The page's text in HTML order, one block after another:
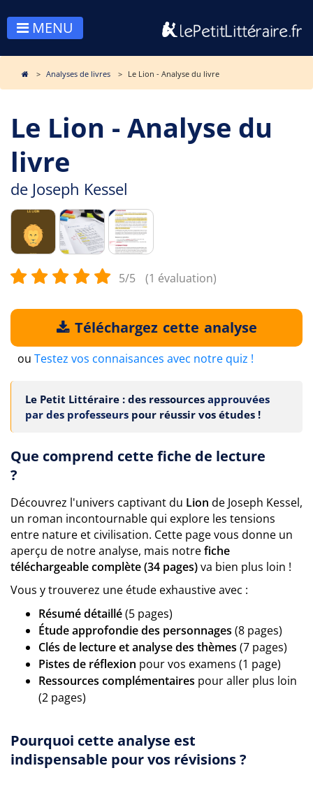
MENU
Analyses de livres Le Lion - Analyse du livre
Le Lion - Analyse du
livre
de Joseph Kessel
5/5 (1 évaluation)
Téléchargez cette analyse
ou Testez vos connaisances avec notre quiz !
Le Petit Littéraire : des ressources approuvées
par des professeurs pour réussir vos études !
Que comprend cette fiche de lecture
?
Découvrez l'univers captivant du Lion de Joseph Kessel,
un roman incontournable qui explore les tensions
entre nature et civilisation. Cette page vous donne un
aperçu de notre analyse, mais notrefiche
téléchargeable complète (34 pages)va bien plus loin !
Vous y trouverez une étude exhaustive avec :
Résumé détaillé(5 pages)
Étude approfondie des personnages (8 pages)
Clés de lecture et analyse des thèmes (7 pages)
Pistes de réflexion pour vos examens (1 page)
Ressources complémentaires pour aller plus loin
(2 pages)
Pourquoi cette analyse est
indispensable pour vos révisions ?